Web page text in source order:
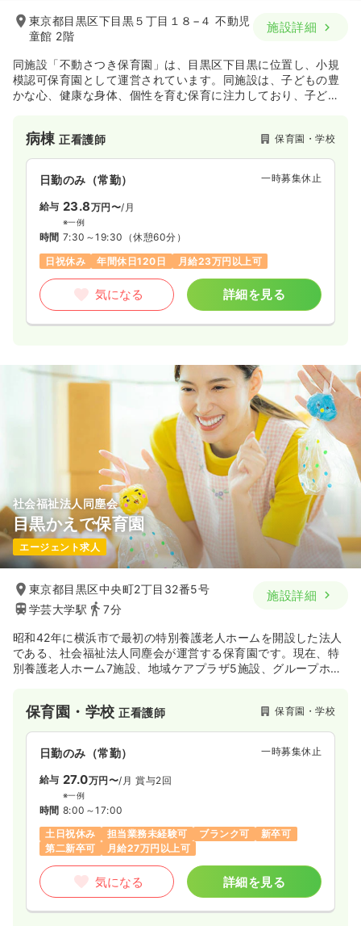
東京都目黒区下目黒５丁目１８−４ 不動児
童館 2階
施設詳細
同施設「不動さつき保育園」は、目黒区下目黒に位置し、小規
模認可保育園として運営されています。同施設は、子どもの豊
かな心、健康な身体、個性を育む保育に注力しており、子ども
です¹。最寄り駅は、東急目黒線の武蔵小山駅、不動前駅、目黒
駅で、それぞれ徒歩18分、17分、17分です。同施設は、スタッ
フ同士で保育のやりがい・喜びを共有し、ともに成長すること
を大切にしています。
病棟正看護師 保育園・学校
日勤のみ（常勤） 一時募集休止
給与 23.8万円〜/月
※一例
時間 7:30～19:30 （休憩60分）
日祝休み
年間休日120日 月給23万円以上可
気になる 詳細を見る
社会福祉法人同塵会
目黒かえで保育園
エージェント求人
東京都目黒区中央町2丁目32番5号
学芸大学駅
7分
施設詳細
昭和42年に横浜市で最初の特別養護老人ホームを開設した法人
である、社会福祉法人同塵会が運営する保育園です。現在、特
別養護老人ホーム7施設、地域ケアプラザ5施設、グループホー
保育園・学校正看護師 保育園・学校
日勤のみ（常勤） 一時募集休止
給与 27.0万円〜/月 賞与2回
※一例
時間 8:00～17:00
土日祝休み
担当業務未経験可 ブランク可
新卒可
第二新卒可
月給27万円以上可
気になる 詳細を見る